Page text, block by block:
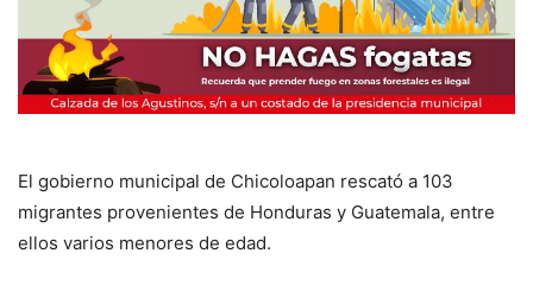
El gobierno municipal de Chicoloapan rescató a 103
migrantes provenientes de Honduras y Guatemala, entre
ellos varios menores de edad.